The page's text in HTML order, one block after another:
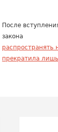
После
закона
распространять
прекратила